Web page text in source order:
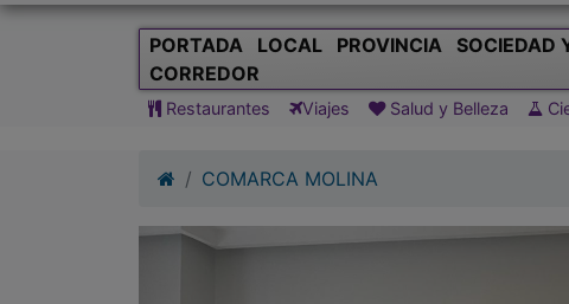
PORTADA LOCAL PROVINCIA SOCIEDAD
CORREDOR
Restaurantes Viajes Salud y Belleza
COMARCA MOLINA